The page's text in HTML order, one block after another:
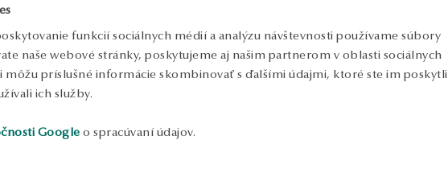
funkcií sociálnych médií a analýzu návštevnosti používame súbory
naše webové stránky, poskytujeme aj našim partnerom v oblasti sociálnych
môžu príslušné informácie skombinovať s ďalšími údajmi, ktoré ste im poskytli
ich služby.
Google o spracúvaní údajov.
BEZPEČNOSŤ